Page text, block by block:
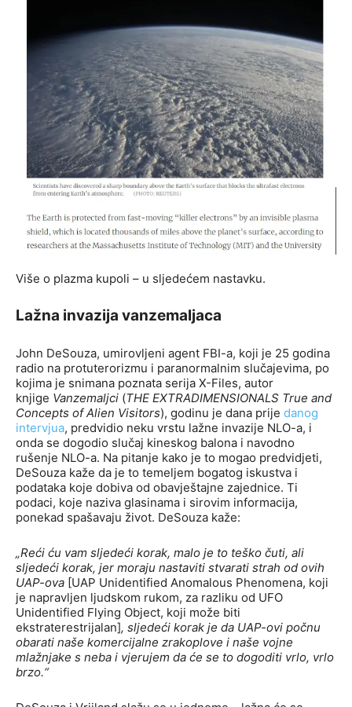
Više o plazma kupoli – u sljedećem nastavku.
Lažna invazija vanzemaljaca
John DeSouza, umirovljeni agent FBI-a, koji je 25 godina
radio na protuterorizmu i paranormalnim slučajevima, po
kojima je snimana poznata serija X-Files, autor
knjige Vanzemaljci (THE EXTRADIMENSIONALS True and
Concepts of Alien Visitors), godinu je dana prije danog
intervjua, predvidio neku vrstu lažne invazije NLO-a, i
onda se dogodio slučaj kineskog balona i navodno
rušenje NLO-a. Na pitanje kako je to mogao predvidjeti,
DeSouza kaže da je to temeljem bogatog iskustva i
podataka koje dobiva od obavještajne zajednice. Ti
podaci, koje naziva glasinama i sirovim informacija,
ponekad spašavaju život. DeSouza kaže:
„Reći ću vam sljedeći korak, malo je to teško čuti, ali
sljedeći korak, jer moraju nastaviti stvarati strah od ovih
UAP-ova [UAP Unidentified Anomalous Phenomena, koji
je napravljen ljudskom rukom, za razliku od UFO
Unidentified Flying Object, koji može biti
ekstraterestrijalan], sljedeći korak je da UAP-ovi počnu
obarati naše komercijalne zrakoplove i naše vojne
mlažnjake s neba i vjerujem da će se to dogoditi vrlo, vrlo
brzo.“